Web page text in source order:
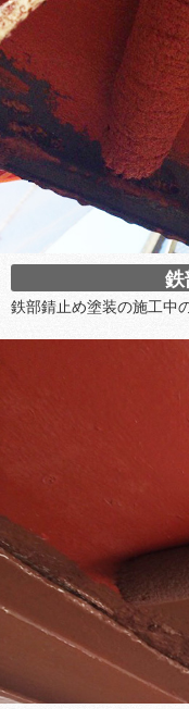
鉄
鉄部錆止め塗装の施工中